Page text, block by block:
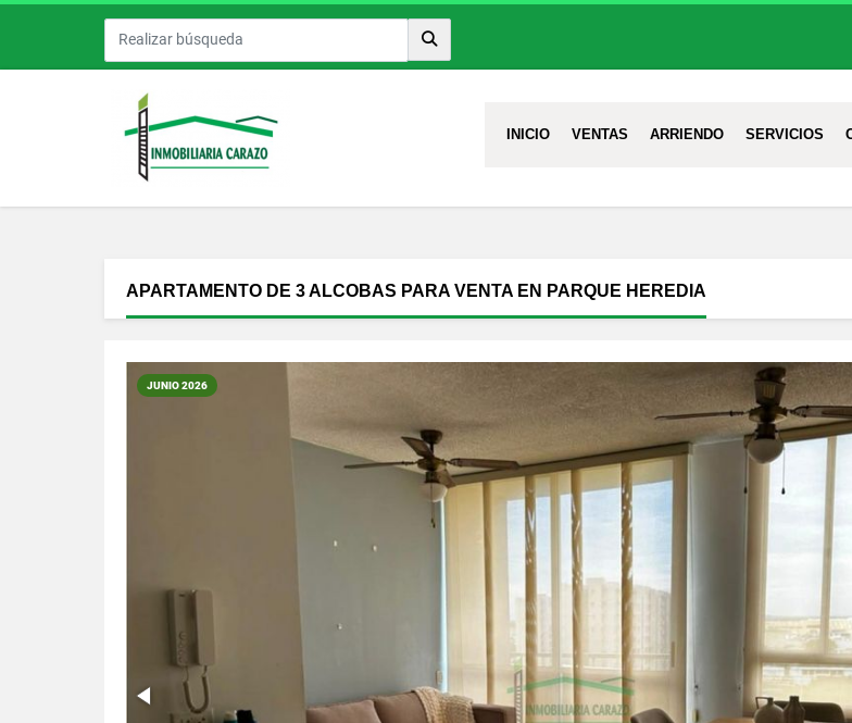
INICIO VENTAS ARRIENDO SERVICIOS
APARTAMENTO DE 3 ALCOBAS PARA VENTA EN PARQUE HEREDIA
JUNIO 2026